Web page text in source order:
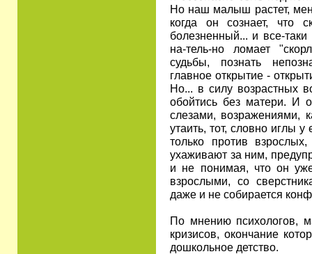
Но наш малыш растет,
когда он сознает, что
болезненный... и все-
на-тель-но ломает
судьбы, познать
главное открытие -
Но... в силу возрастных
обойтись без матери. И
слезами, возражениями,
утаить, тот, словно иглы
только против
ухаживают за ним,
и не понимая, что он
взрослыми, со
даже и не собирается
По мнению психологов,
кризисов, окончание
дошкольное детство.